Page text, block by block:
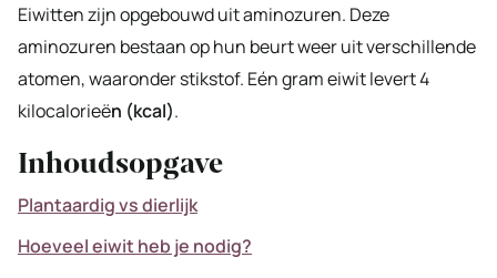
Eiwitten zijn opgebouwd uit aminozuren. Deze
aminozuren bestaan op hun beurt weer uit verschillende
atomen, waaronder stikstof. Eén gram eiwit levert 4
kilocalorieën (kcal).
Inhoudsopgave
Plantaardig vs dierlijk
Hoeveel eiwit heb je nodig?